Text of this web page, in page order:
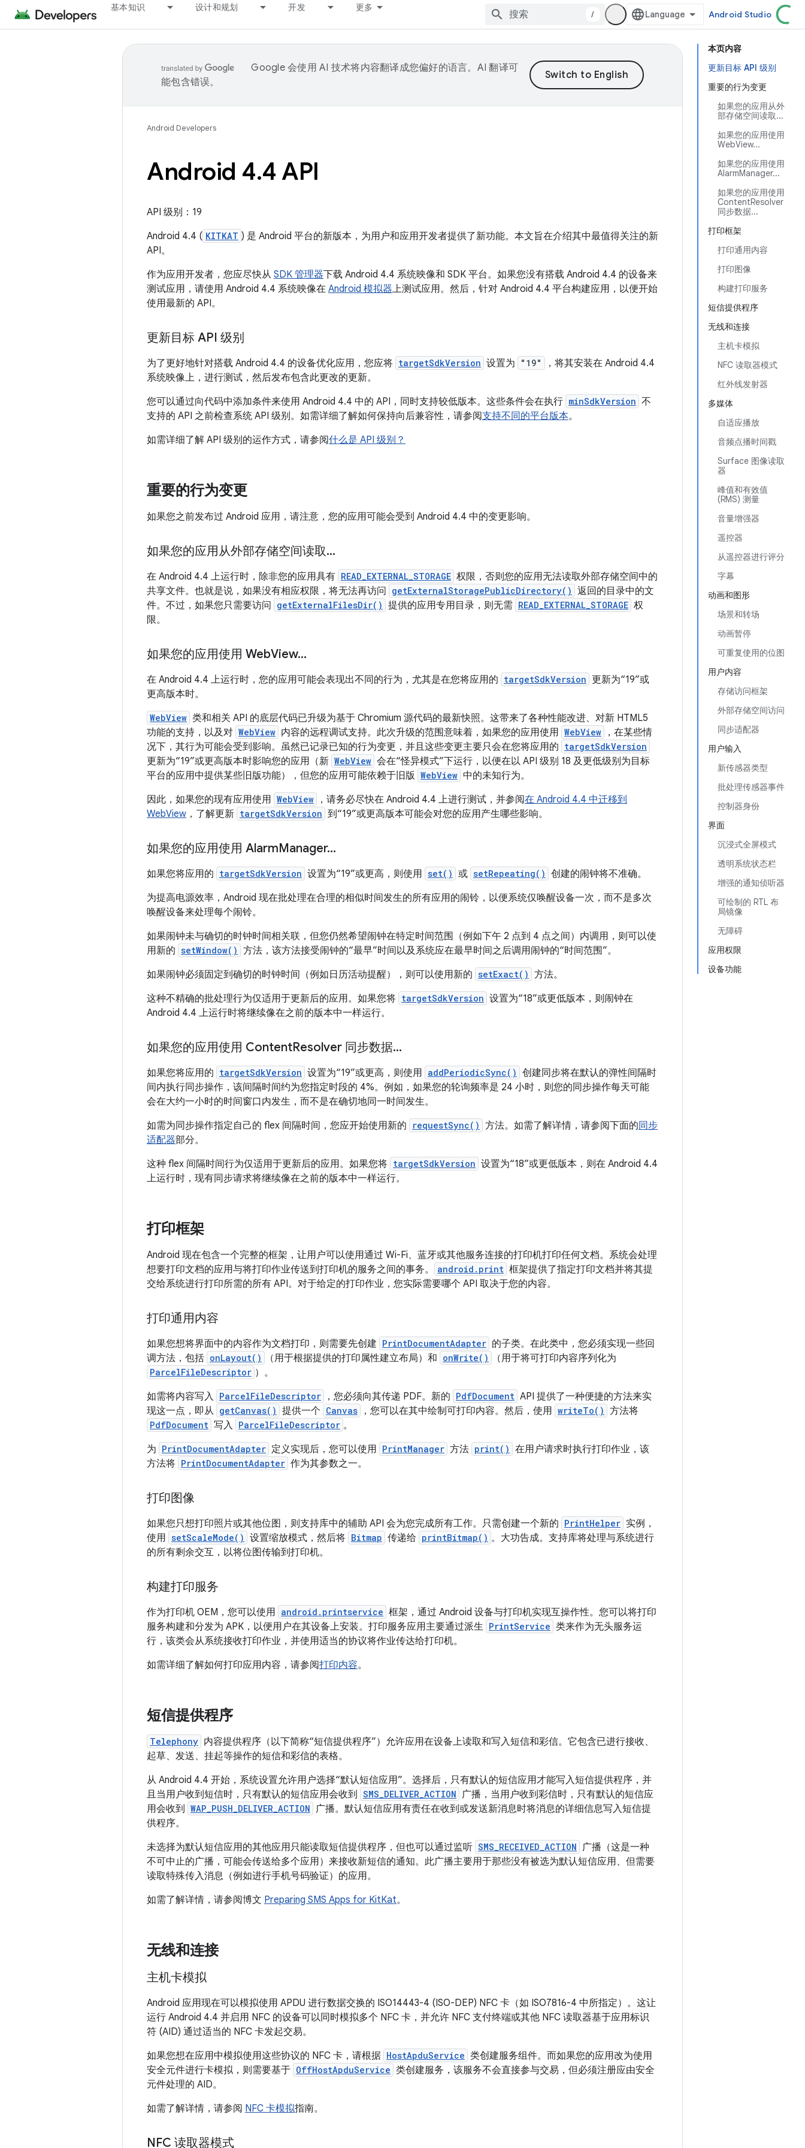
基本知识 设计和规划 开发 更多
/ Android Studio
本页内容
更新目标 API 级别
重要的行为变更
如果您的应用从外
部存储空间读取...
如果您的应用使用
WebView...
如果您的应用使用
AlarmManager...
如果您的应用使用
ContentResolver
同步数据...
打印框架
打印通用内容
打印图像
构建打印服务
短信提供程序
无线和连接
主机卡模拟
NFC 读取器模式
红外线发射器
多媒体
自适应播放
音频点播时间戳
Surface 图像读取
器
峰值和有效值
(RMS) 测量
音量增强器
遥控器
从遥控器进行评分
字幕
动画和图形
场景和转场
动画暂停
可重复使用的位图
用户内容
存储访问框架
外部存储空间访问
同步适配器
用户输入
新传感器类型
批处理传感器事件
控制器身份
界面
沉浸式全屏模式
透明系统状态栏
增强的通知侦听器
可绘制的 RTL 布
局镜像
无障碍
应用权限
设备功能
Google 会使用 AI 技术将内容翻译成您偏好的语言。AI 翻译可
能包含错误。
Android Developers
Android 4.4 API
API 级别：19
Android 4.4 ( KITKAT ) 是 Android 平台的新版本，为用户和应用开发者提供了新功能。本文旨在介绍其中最值得关注的新
API。
作为应用开发者，您应尽快从 SDK 管理器下载 Android 4.4 系统映像和 SDK 平台。如果您没有搭载 Android 4.4 的设备来
测试应用，请使用 Android 4.4 系统映像在 Android 模拟器上测试应用。然后，针对 Android 4.4 平台构建应用，以便开始
使用最新的 API。
更新目标 API 级别
为了更好地针对搭载 Android 4.4 的设备优化应用，您应将 targetSdkVersion 设置为 "19"
，将其安装在 Android 4.4
系统映像上，进行测试，然后发布包含此更改的更新。
您可以通过向代码中添加条件来使用 Android 4.4 中的 API，同时支持较低版本。这些条件会在执行 minSdkVersion 不
支持的 API 之前检查系统 API 级别。如需详细了解如何保持向后兼容性，请参阅支持不同的平台版本。
如需详细了解 API 级别的运作方式，请参阅什么是 API 级别？
重要的行为变更
如果您之前发布过 Android 应用，请注意，您的应用可能会受到 Android 4.4 中的变更影响。
如果您的应用从外部存储空间读取...
在 Android 4.4 上运行时，除非您的应用具有 READ_EXTERNAL_STORAGE 权限，否则您的应用无法读取外部存储空间中的
共享文件。也就是说，如果没有相应权限，将无法再访问
getExternalStoragePublicDirectory() 返回的目录中的文
件。不过，如果您只需要访问
getExternalFilesDir() 提供的应用专用目录，则无需 READ_EXTERNAL_STORAGE 权
限。
如果您的应用使用 WebView...
在 Android 4.4 上运行时，您的应用可能会表现出不同的行为，尤其是在您将应用的 targetSdkVersion 更新为“19”或
更高版本时。
WebView 类和相关 API 的底层代码已升级为基于 Chromium 源代码的最新快照。这带来了各种性能改进、对新 HTML5
功能的支持，以及对 WebView 内容的远程调试支持。此次升级的范围意味着，如果您的应用使用 WebView
，在某些情
况下，其行为可能会受到影响。虽然已记录已知的行为变更，并且这些变更主要只会在您将应用的 targetSdkVersion
更新为“19”或更高版本时影响您的应用（新 WebView 会在“怪异模式”下运行，以便在以 API 级别 18 及更低级别为目标
平台的应用中提供某些旧版功能），但您的应用可能依赖于旧版 WebView 中的未知行为。
因此，如果您的现有应用使用 WebView ，请务必尽快在 Android 4.4 上进行测试，并参阅在 Android 4.4 中迁移到
WebView ，了解更新 targetSdkVersion 到“19”或更高版本可能会对您的应用产生哪些影响。
如果您的应用使用 AlarmManager...
如果您将应用的 targetSdkVersion 设置为“19”或更高，则使用 set() 或 setRepeating() 创建的闹钟将不准确。
为提高电源效率，Android 现在批处理在合理的相似时间发生的所有应用的闹铃，以便系统仅唤醒设备一次，而不是多次
唤醒设备来处理每个闹铃。
如果闹钟未与确切的时钟时间相关联，但您仍然希望闹钟在特定时间范围（例如下午 2 点到 4 点之间）内调用，则可以使
用新的 setWindow() 方法，该方法接受闹钟的“最早”时间以及系统应在最早时间之后调用闹钟的“时间范围”。
如果闹钟必须固定到确切的时钟时间（例如日历活动提醒），则可以使用新的 setExact() 方法。
这种不精确的批处理行为仅适用于更新后的应用。如果您将 targetSdkVersion 设置为“18”或更低版本，则闹钟在
Android 4.4 上运行时将继续像在之前的版本中一样运行。
如果您的应用使用 ContentResolver 同步数据...
如果您将应用的 targetSdkVersion 设置为“19”或更高，则使用 addPeriodicSync() 创建同步将在默认的弹性间隔时
间内执行同步操作，该间隔时间约为您指定时段的 4%。例如，如果您的轮询频率是 24 小时，则您的同步操作每天可能
会在大约一小时的时间窗口内发生，而不是在确切地同一时间发生。
如需为同步操作指定自己的 flex 间隔时间，您应开始使用新的
requestSync() 方法。如需了解详情，请参阅下面的同步
适配器部分。
这种 flex 间隔时间行为仅适用于更新后的应用。如果您将 targetSdkVersion 设置为“18”或更低版本，则在 Android 4.4
上运行时，现有同步请求将继续像在之前的版本中一样运行。
打印框架
Android 现在包含一个完整的框架，让用户可以使用通过 Wi-Fi、蓝牙或其他服务连接的打印机打印任何文档。系统会处理
想要打印文档的应用与将打印作业传送到打印机的服务之间的事务。
android.print 框架提供了指定打印文档并将其提
交给系统进行打印所需的所有 API。对于给定的打印作业，您实际需要哪个 API 取决于您的内容。
打印通用内容
如果您想将界面中的内容作为文档打印，则需要先创建 PrintDocumentAdapter 的子类。在此类中，您必须实现一些回
调方法，包括 onLayout() （用于根据提供的打印属性建立布局）和 onWrite() （用于将可打印内容序列化为
ParcelFileDescriptor ）。
如需将内容写入 ParcelFileDescriptor ，您必须向其传递 PDF。新的 PdfDocument API 提供了一种便捷的方法来实
现这一点，即从 getCanvas() 提供一个 Canvas ，您可以在其中绘制可打印内容。然后，使用 writeTo() 方法将
PdfDocument 写入 ParcelFileDescriptor 。
为 PrintDocumentAdapter 定义实现后，您可以使用 PrintManager 方法 print() 在用户请求时执行打印作业，该
方法将 PrintDocumentAdapter 作为其参数之一。
打印图像
如果您只想打印照片或其他位图，则支持库中的辅助 API 会为您完成所有工作。只需创建一个新的 PrintHelper 实例，
使用 setScaleMode() 设置缩放模式，然后将 Bitmap 传递给 printBitmap() 。大功告成。支持库将处理与系统进行
的所有剩余交互，以将位图传输到打印机。
构建打印服务
作为打印机 OEM，您可以使用 android.printservice 框架，通过 Android 设备与打印机实现互操作性。您可以将打印
服务构建和分发为 APK，以便用户在其设备上安装。打印服务应用主要通过派生 PrintService 类来作为无头服务运
行，该类会从系统接收打印作业，并使用适当的协议将作业传达给打印机。
如需详细了解如何打印应用内容，请参阅打印内容。
短信提供程序
Telephony 内容提供程序（以下简称“短信提供程序”）允许应用在设备上读取和写入短信和彩信。它包含已进行接收、
起草、发送、挂起等操作的短信和彩信的表格。
从 Android 4.4 开始，系统设置允许用户选择“默认短信应用”。选择后，只有默认的短信应用才能写入短信提供程序，并
且当用户收到短信时，只有默认的短信应用会收到 SMS_DELIVER_ACTION 广播，当用户收到彩信时，只有默认的短信应
用会收到 WAP_PUSH_DELIVER_ACTION 广播。默认短信应用有责任在收到或发送新消息时将消息的详细信息写入短信提
供程序。
未选择为默认短信应用的其他应用只能读取短信提供程序，但也可以通过监听 SMS_RECEIVED_ACTION 广播（这是一种
不可中止的广播，可能会传送给多个应用）来接收新短信的通知。此广播主要用于那些没有被选为默认短信应用、但需要
读取特殊传入消息（例如进行手机号码验证）的应用。
如需了解详情，请参阅博文 Preparing SMS Apps for KitKat。
无线和连接
主机卡模拟
Android 应用现在可以模拟使用 APDU 进行数据交换的 ISO14443-4 (ISO-DEP) NFC 卡（如 ISO7816-4 中所指定）。这让
运行 Android 4.4 并启用 NFC 的设备可以同时模拟多个 NFC 卡，并允许 NFC 支付终端或其他 NFC 读取器基于应用标识
符 (AID) 通过适当的 NFC 卡发起交易。
如果您想在应用中模拟使用这些协议的 NFC 卡，请根据 HostApduService 类创建服务组件。而如果您的应用改为使用
安全元件进行卡模拟，则需要基于 OffHostApduService 类创建服务，该服务不会直接参与交易，但必须注册应由安全
元件处理的 AID。
如需了解详情，请参阅 NFC 卡模拟指南。
NFC 读取器模式